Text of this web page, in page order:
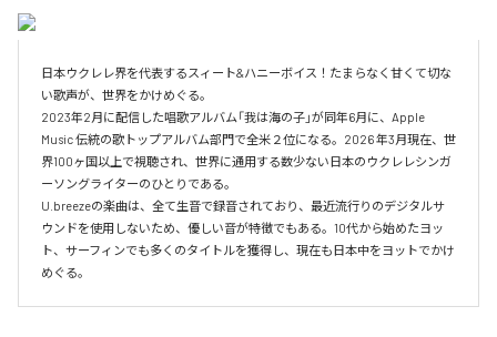
日本ウクレレ界を代表するスィート&ハニーボイス！たまらなく甘くて切な
い歌声が、世界をかけめぐる。
2023年2月に配信した唱歌アルバム「我は海の子」が同年6月に、Apple
Music 伝統の歌トップアルバム部門で全米２位になる。2026 年3月現在、世
界100ヶ国以上で視聴され、世界に通用する数少ない日本のウクレレシンガ
ーソングライターのひとりである。
U.breezeの楽曲は、全て生音で録音されており、最近流行りのデジタルサ
ウンドを使用しないため、優しい音が特徴でもある。10代から始めたヨッ
ト、サーフィンでも多くのタイトルを獲得し、現在も日本中をヨットでかけ
めぐる。